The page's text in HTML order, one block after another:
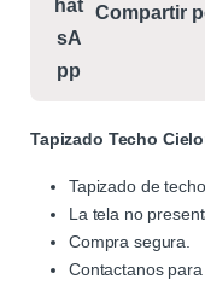
Compartir
Tapizado Techo
Tapizado de
La tela no
Compra segura.
Contactanos